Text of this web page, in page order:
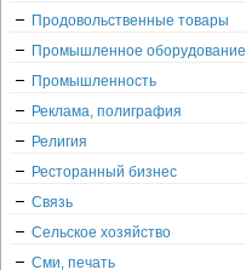
Продовольственные товары
Промышленное оборудование
Промышленность
Реклама, полиграфия
Религия
Ресторанный бизнес
Связь
Сельское хозяйство
Сми, печать